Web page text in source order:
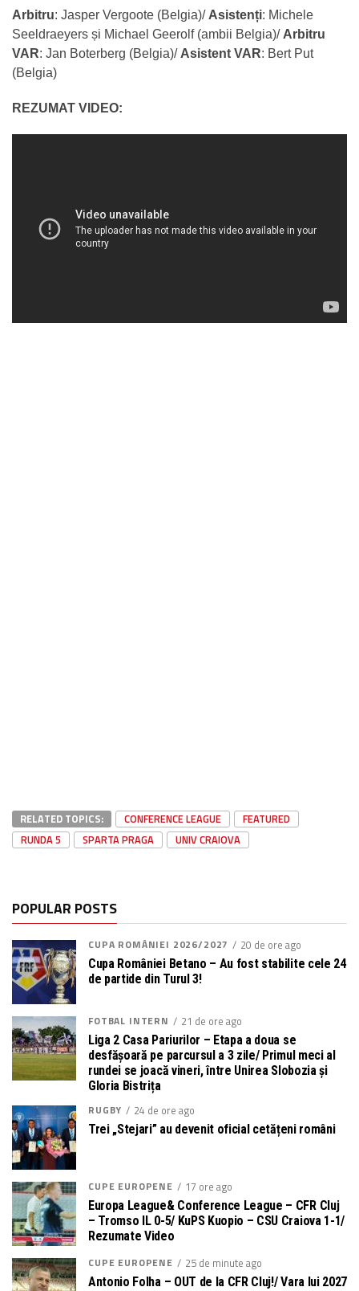
Arbitru: Jasper Vergoote (Belgia)/ Asistenți: Michele
Seeldraeyers și Michael Geerolf (ambii Belgia)/ Arbitru
VAR: Jan Boterberg (Belgia)/ Asistent VAR: Bert Put
(Belgia)
REZUMAT VIDEO:
RELATED TOPICS: CONFERENCE LEAGUE
FEATURED
RUNDA 5
SPARTA PRAGA UNIV CRAIOVA
POPULAR POSTS
CUPA ROMÂNIEI 2026/2027 20 de ore ago
Cupa României Betano – Au fost stabilite cele 24
de partide din Turul 3!
FOTBAL INTERN 21 de ore ago
Liga 2 Casa Pariurilor – Etapa a doua se
desfășoară pe parcursul a 3 zile/ Primul meci al
rundei se joacă vineri, între Unirea Slobozia și
Gloria Bistrița
RUGBY
24 de ore ago
Trei „Stejari” au devenit oficial cetățeni români
CUPE EUROPENE 17 ore ago
Europa League& Conference League – CFR Cluj
– Tromso IL 0-5/ KuPS Kuopio – CSU Craiova 1-1/
Rezumate Video
CUPE EUROPENE
25 de minute ago
Antonio Folha – OUT de la CFR Cluj!/ Vara lui 2027